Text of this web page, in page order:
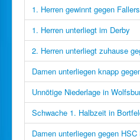
1. Herren gewinnt gegen
1. Herren unterliegt im Derby
2. Herren unterliegt zuhause
Damen unterliegen knapp
Unnötige Niederlage in
Schwache 1. Halbzeit in
Damen unterliegen gegen